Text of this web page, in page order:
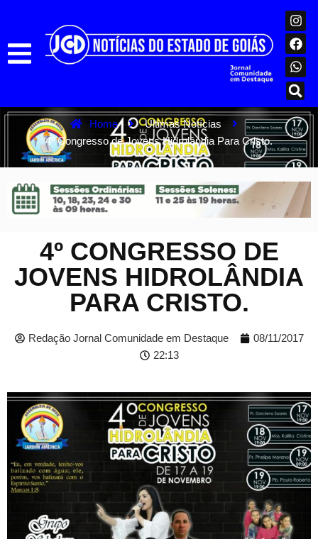
Home
Ultimas Notícias
4º Congresso de Jovens Hidrolândia Para Cristo.
4º CONGRESSO DE
JOVENS HIDROLÂNDIA
PARA CRISTO.
Redação Jornal Comunidade em Destaque
08/11/2017
22:13